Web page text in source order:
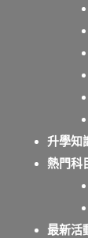
升學知
熱門科
最新活